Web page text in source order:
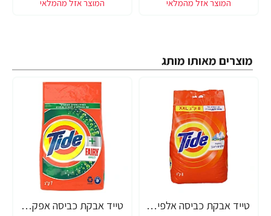
מוצרים מאותו מותג
טייד אבקת כביסה אלפים רענן 8 ק"ג - מבית TIBE
טייד אבקת כביסה אפקט פיירי 5 ק"ג - מבית TIBE